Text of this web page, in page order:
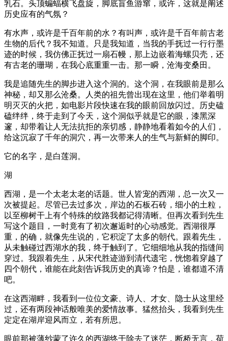
乳石。头顶蝙蝠横飞盘旋，脚底盲鱼游窜，或许，这就是阐述
历史应有的气氛？
有水声，或许是千百年前的水？有叫声，或许是千百年前古老
生物的后代？我不知道。只是我知道，当我的手抚过一行行墨
迹的时候，我仿佛正抚过一扇石幔，那上边嵌着海螺贝壳，还
有古老的珊瑚，在我心底重重一击。那一瞬，沧海变桑田。
我是追随先生的脚步进入这个洞的。这个洞，在我眼前是那么
神秘，却又那么沧桑。人类的祖先曾出现在这里，他们举着明
明灭灭的火把，如电影片段快速在我的眼前回放闪过。历史磕
磕绊绊，终于走到了今天，这个洞似乎就是它的眼，漆黑深
邃，却带着让人无法抗拒的亲切感，静静地看着如今的人们，
给这沉寂了千年的洞穴，再一次带来人的生气与新鲜的脚印。
它的名字，是白莲洞。
湖
西湖，是一个太老太老的话题。世人皆宠的西湖，总一次又一
次被提起。尽管已去过多次，岸边的石板石砖，细小的土粒，
以至柳树干上有个特殊的纹路我都记得清晰。但再次看到先生
写这个题目，一时竟有了初次邂逅时的心动感觉。西湖很厚
重，的确，就像先生说的，它积淀了太多的朝代。跟着先生，
从未触碰过西湖水的我，终于触到了。它细细地从我的指缝间
穿过。我跟着先生，从宋代胜迹游到清代遗宅，恍惚着穿越了
四个朝代，谁能在此刻告诉我历史的真谛？怕是，谁都道不清
吧。
在这西湖畔，我看到一位位文豪、诗人、才女、隐士从这里经
过，还有两段神话般唯美的爱情故事。猛然抬头，我看到先生
定定在湖岸迎风而立，若有所思。
眼前那被薄纱蒙了许久的西湖终于除去了迷茫，断桥无言，荷